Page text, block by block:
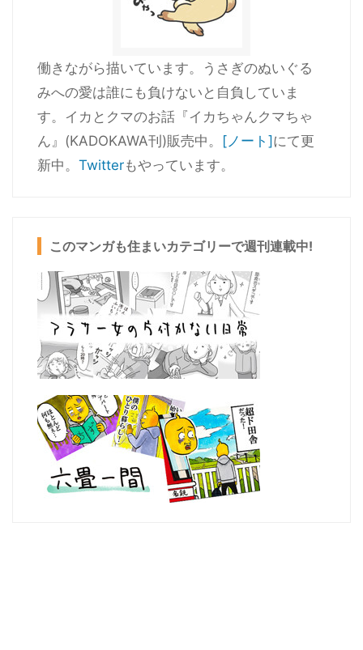
働きながら描いています。うさぎのぬいぐる
みへの愛は誰にも負けないと自負していま
す。イカとクマのお話『イカちゃんクマちゃ
ん』(KADOKAWA刊)販売中。
[ノート] にて更
新中。 Twitterもやっています。
このマンガも住まいカテゴリーで週刊連載中!